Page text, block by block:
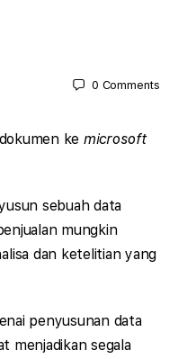
0 Comments
ke microsoft
sebuah data
mungkin
dan ketelitian yang
penyusunan data
menjadikan segala